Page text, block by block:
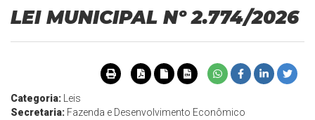
LEI MUNICIPAL Nº 2.774/2026
Categoria:
Leis
Secretaria: Fazenda e Desenvolvimento Econômico